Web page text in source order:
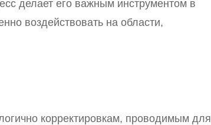
делает его важным инструментом в
воздействовать на области,
корректировкам, проводимым для